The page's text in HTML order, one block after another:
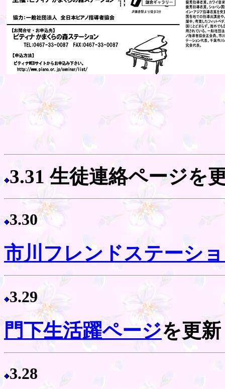
3.31 生徒連絡ページを
3.30
市川フレンドステーシ
3.29
門下生活躍ページを更
3.28